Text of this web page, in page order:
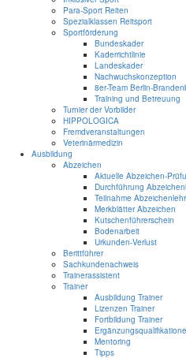
Para-Sport Reiten
Spezialklassen Reitsport
Sportförderung
Bundeskader
Kaderrichtlinie
Landeskader
Nachwuchskonzeption
8er-Team Berlin-
Training und Betreuung
Turnier der Vorbilder
HIPPOLOGICA
Fremdveranstaltungen
Veterinärmedizin
Ausbildung
Abzeichen
Aktuelle Abzeichen-
Durchführung
Teilnahme
Merkblätter Abzeichen
Kutschenführerschein
Bodenarbeit
Urkunden-Verlust
Berittführer
Sachkundenachweis
Trainerassistent
Trainer
Ausbildung Trainer
Lizenzen Trainer
Fortbildung Trainer
Mentoring
Tipps